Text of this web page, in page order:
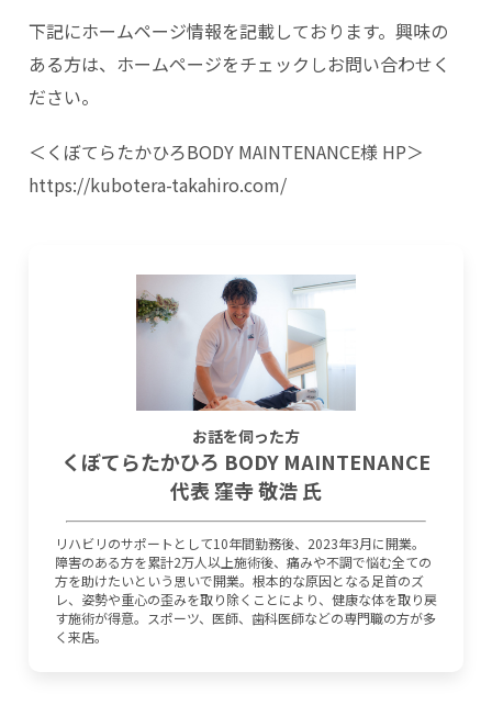
下記にホームページ情報を記載しております。興味の
ある方は、ホームページをチェックしお問い合わせく
ださい。
＜くぼてらたかひろBODY MAINTENANCE様 HP＞
https://kubotera-takahiro.com/
お話を伺った方
くぼてらたかひろ BODY MAINTENANCE
代表 窪寺 敬浩 氏
リハビリのサポートとして10年間勤務後、2023年3月に開業。
障害のある方を累計2万人以上施術後、痛みや不調で悩む全ての
方を助けたいという思いで開業。根本的な原因となる足首のズ
レ、姿勢や重心の歪みを取り除くことにより、健康な体を取り戻
す施術が得意。スポーツ、医師、歯科医師などの専門職の方が多
く来店。